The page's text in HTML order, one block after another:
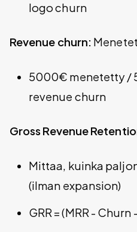
logo churn
Revenue churn:
5000€ menetetty /
revenue churn
Gross Revenue
Mittaa, kuinka
(ilman expansion)
GRR = (MRR -